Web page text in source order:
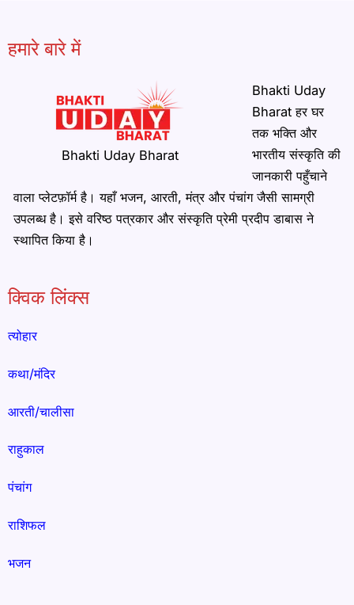
हमारे बारे में
Bhakti Uday Bharat
Bhakti Uday
Bharat हर घर
तक भक्ति और
भारतीय संस्कृति की
जानकारी पहुँचाने
वाला प्लेटफ़ॉर्म है। यहाँ भजन, आरती, मंत्र और पंचांग जैसी सामग्री
उपलब्ध है। इसे वरिष्ठ पत्रकार और संस्कृति प्रेमी प्रदीप डाबास ने
स्थापित किया है।
क्विक लिंक्स
त्योहार
कथा/मंदिर
आरती/चालीसा
राहुकाल
पंचांग
राशिफल
भजन